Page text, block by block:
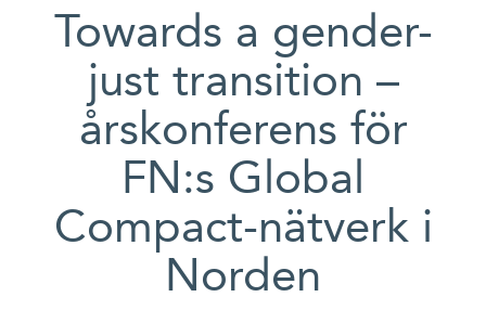
English
Skandinaviska
Towards a gender-
just transition –
årskonferens för
FN:s Global
Compact-nätverk i
Norden